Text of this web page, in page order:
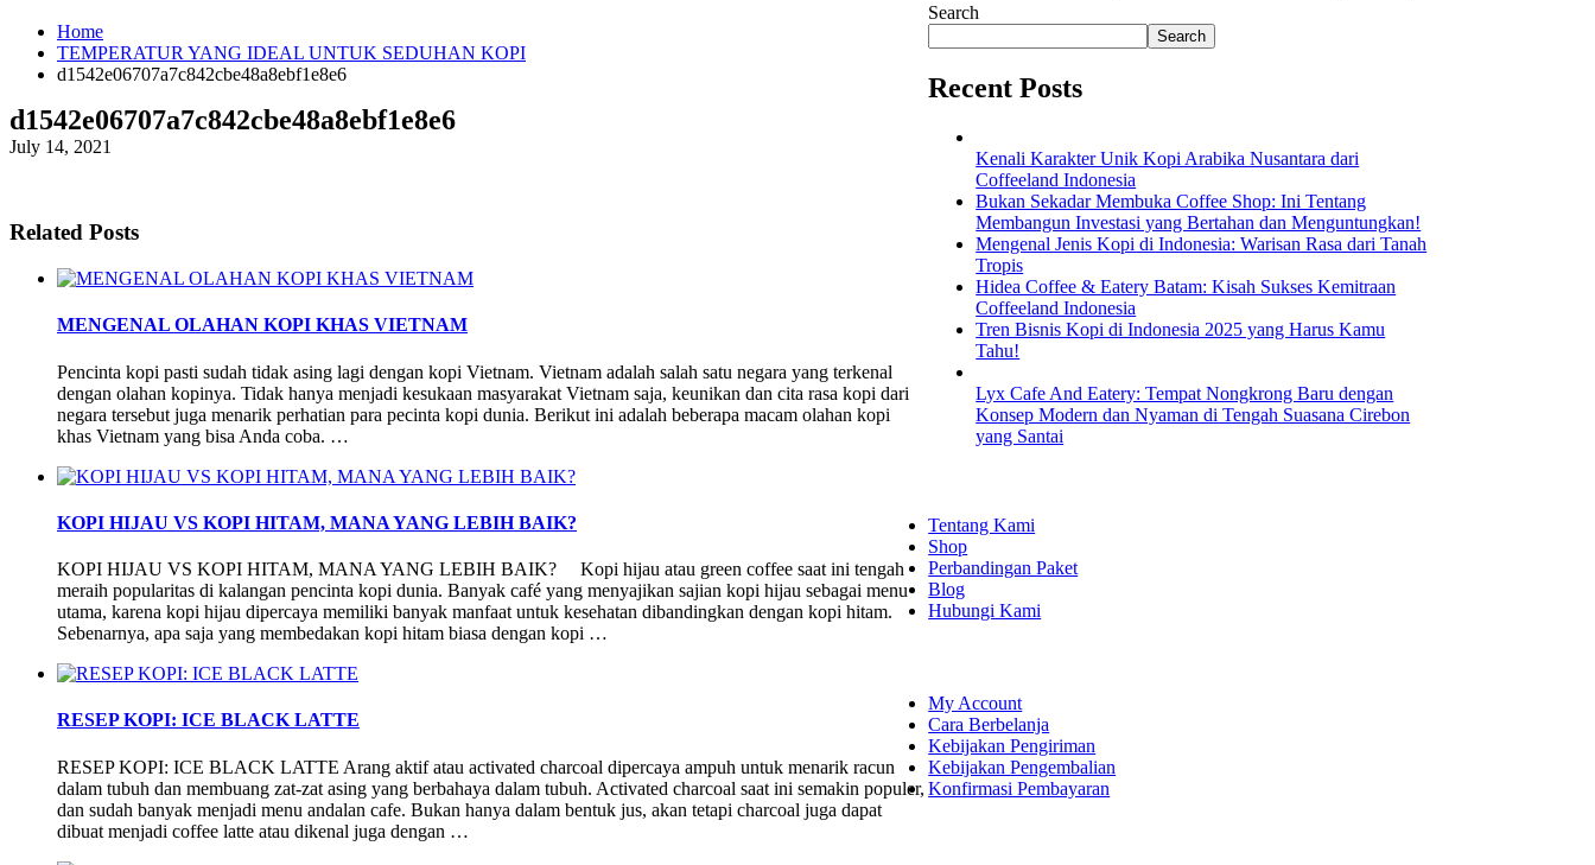
Home
TEMPERATUR YANG IDEAL UNTUK SEDUHAN KOPI
d1542e06707a7c842cbe48a8ebf1e8e6
d1542e06707a7c842cbe48a8ebf1e8e6
July 14, 2021
Related Posts
MENGENAL OLAHAN KOPI KHAS VIETNAM
Pencinta kopi pasti sudah tidak asing lagi dengan kopi Vietnam. Vietnam adalah salah satu negara yang terkenal
dengan olahan kopinya. Tidak hanya menjadi kesukaan masyarakat Vietnam saja, keunikan dan cita rasa kopi dari
negara tersebut juga menarik perhatian para pecinta kopi dunia. Berikut ini adalah beberapa macam olahan kopi
khas Vietnam yang bisa Anda coba. …
KOPI HIJAU VS KOPI HITAM, MANA YANG LEBIH BAIK?
KOPI HIJAU VS KOPI HITAM, MANA YANG LEBIH BAIK? Kopi hijau atau green coffee saat ini tengah
meraih popularitas di kalangan pencinta kopi dunia. Banyak café yang menyajikan sajian kopi hijau sebagai menu
utama, karena kopi hijau dipercaya memiliki banyak manfaat untuk kesehatan dibandingkan dengan kopi hitam.
Sebenarnya, apa saja yang membedakan kopi hitam biasa dengan kopi …
RESEP KOPI: ICE BLACK LATTE
RESEP KOPI: ICE BLACK LATTE Arang aktif atau activated charcoal dipercaya ampuh untuk menarik racun
dalam tubuh dan membuang zat-zat asing yang berbahaya dalam tubuh. Activated charcoal saat ini semakin populer,
dan sudah banyak menjadi menu andalan cafe. Bukan hanya dalam bentuk jus, akan tetapi charcoal juga dapat
dibuat menjadi coffee latte atau dikenal juga dengan …
Search
Search
Recent Posts
Kenali Karakter Unik Kopi Arabika Nusantara dari
Coffeeland Indonesia
Bukan Sekadar Membuka Coffee Shop: Ini Tentang
Membangun Investasi yang Bertahan dan Menguntungkan!
Mengenal Jenis Kopi di Indonesia: Warisan Rasa dari Tanah
Tropis
Hidea Coffee & Eatery Batam: Kisah Sukses Kemitraan
Coffeeland Indonesia
Tren Bisnis Kopi di Indonesia 2025 yang Harus Kamu
Tahu!
Lyx Cafe And Eatery: Tempat Nongkrong Baru dengan
Konsep Modern dan Nyaman di Tengah Suasana Cirebon
yang Santai
Tentang Kami
Shop
Perbandingan Paket
Blog
Hubungi Kami
My Account
Cara Berbelanja
Kebijakan Pengiriman
Kebijakan Pengembalian
Konfirmasi Pembayaran